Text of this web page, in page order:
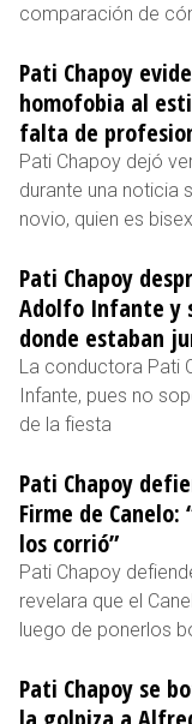
comparación de
Pati Chapoy
homofobia al
falta de
Pati Chapoy dejó
durante una noticia
novio, quien es
Pati Chapoy
Adolfo Infante y
donde estaban
La conductora Pati
Infante, pues no
de la fiesta
Pati Chapoy
Firme de Canelo:
los corrió”
Pati Chapoy
revelara que el
luego de ponerlos
Pati Chapoy se